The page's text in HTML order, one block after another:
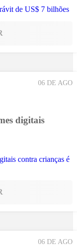
06 DE AGO
digitais
06 DE AGO